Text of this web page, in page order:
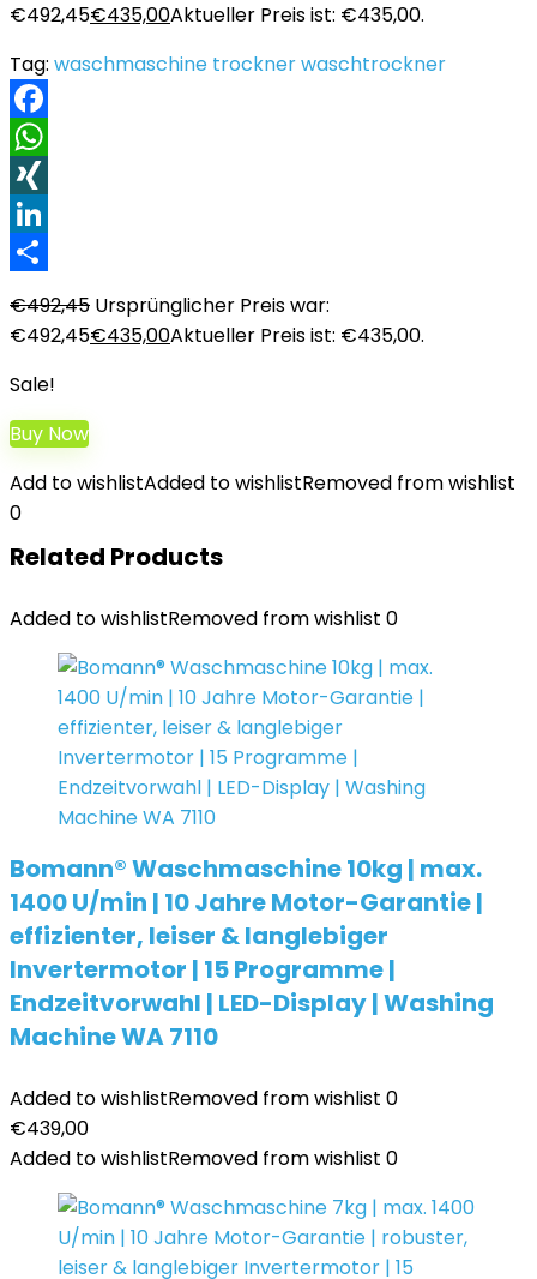
€492,45€435,00Aktueller Preis ist: €435,00.
Tag: waschmaschine trockner waschtrockner
Facebook
WhatsApp
XING
LinkedIn
€492,45 Ursprünglicher Preis war:
€492,45€435,00Aktueller Preis ist: €435,00.
Sale!
Buy Now
Add to wishlistAdded to wishlistRemoved from wishlist
0
Related Products
Added to wishlistRemoved from wishlist 0
Bomann® Waschmaschine 10kg | max.
1400 U/min | 10 Jahre Motor-Garantie |
effizienter, leiser & langlebiger
Invertermotor | 15 Programme |
Endzeitvorwahl | LED-Display | Washing
Machine WA 7110
Added to wishlistRemoved from wishlist 0
€439,00
Added to wishlistRemoved from wishlist 0